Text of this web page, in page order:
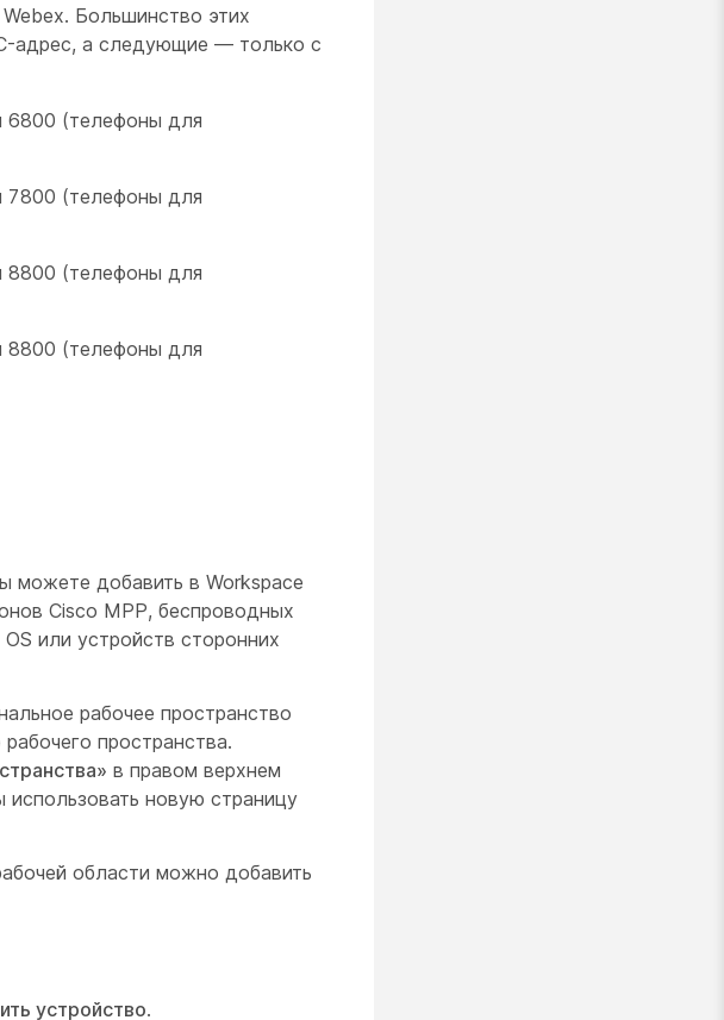
Большинство этих
адрес, а следующие — только с
6800 (телефоны для
7800 (телефоны для
8800 (телефоны для
8800 (телефоны для
можете добавить в Workspace
Cisco MPP, беспроводных
или устройств сторонних
рабочее пространство
пространства.
в правом верхнем
использовать новую страницу
области можно добавить
устройство.